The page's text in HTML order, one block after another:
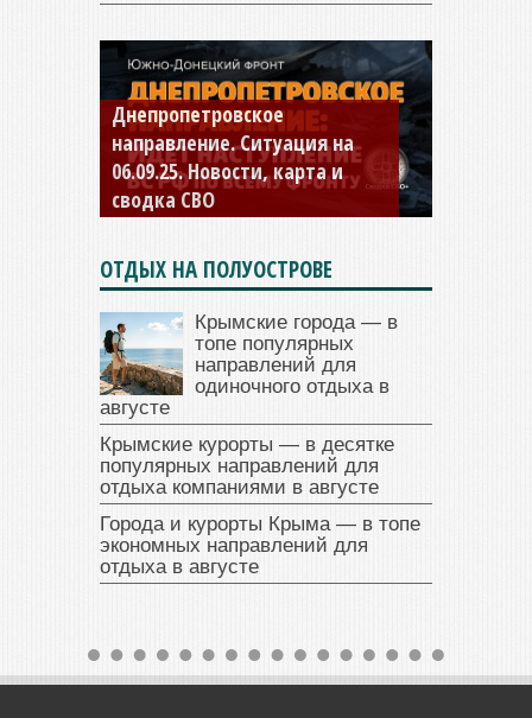
Константиновское
направление. Ситуация на
04.09.25 Новости, карта и
сводка СВО
ОТДЫХ НА ПОЛУОСТРОВЕ
Крымские города — в
топе популярных
направлений для
одиночного отдыха в
августе
Крымские курорты — в десятке
популярных направлений для
отдыха компаниями в августе
Города и курорты Крыма — в топе
экономных направлений для
отдыха в августе